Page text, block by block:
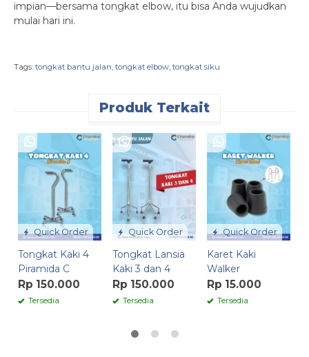
impian—bersama tongkat elbow, itu bisa Anda wujudkan
mulai hari ini.
Tags: tongkat bantu jalan, tongkat elbow, tongkat siku
Produk Terkait
Quick Order
Tongkat Kaki 4
Piramida C
Rp 150.000
Tersedia
Quick Order
Tongkat Lansia
Kaki 3 dan 4
Rp 150.000
Tersedia
Quick Order
Karet Kaki
Walker
Rp 15.000
Tersedia